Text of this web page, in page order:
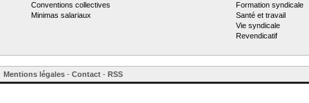
Conventions collectives
Minimas salariaux
Formation syndicale
Santé et travail
Vie syndicale
Revendicatif
Mentions légales - Contact - RSS